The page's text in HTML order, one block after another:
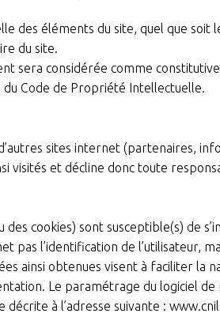
des éléments du site, quel que soit
du site.
sera considérée comme constitutive
Code de Propriété Intellectuelle.
sites internet (partenaires,
visités et décline donc toute
cookies) sont susceptible(s) de
l’identification de l’utilisateur,
ainsi obtenues visent à faciliter la
Le paramétrage du logiciel de
à l’adresse suivante :